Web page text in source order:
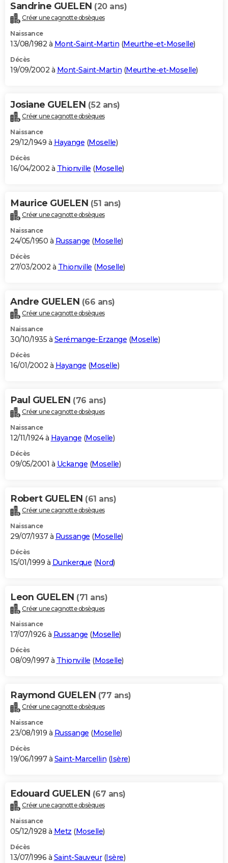
Sandrine GUELEN (20 ans)
Créer une cagnotte obsèques
Naissance
13/08/1982 à Mont-Saint-Martin (Meurthe-et-Moselle)
Décès
19/09/2002 à Mont-Saint-Martin (Meurthe-et-Moselle)
Josiane GUELEN (52 ans)
Créer une cagnotte obsèques
Naissance
29/12/1949 à Hayange (Moselle)
Décès
16/04/2002 à Thionville (Moselle)
Maurice GUELEN (51 ans)
Créer une cagnotte obsèques
Naissance
24/05/1950 à Russange (Moselle)
Décès
27/03/2002 à Thionville (Moselle)
Andre GUELEN (66 ans)
Créer une cagnotte obsèques
Naissance
30/10/1935 à Serémange-Erzange (Moselle)
Décès
16/01/2002 à Hayange (Moselle)
Paul GUELEN (76 ans)
Créer une cagnotte obsèques
Naissance
12/11/1924 à Hayange (Moselle)
Décès
09/05/2001 à Uckange (Moselle)
Robert GUELEN (61 ans)
Créer une cagnotte obsèques
Naissance
29/07/1937 à Russange (Moselle)
Décès
15/01/1999 à Dunkerque (Nord)
Leon GUELEN (71 ans)
Créer une cagnotte obsèques
Naissance
17/07/1926 à Russange (Moselle)
Décès
08/09/1997 à Thionville (Moselle)
Raymond GUELEN (77 ans)
Créer une cagnotte obsèques
Naissance
23/08/1919 à Russange (Moselle)
Décès
19/06/1997 à Saint-Marcellin (Isère)
Edouard GUELEN (67 ans)
Créer une cagnotte obsèques
Naissance
05/12/1928 à Metz (Moselle)
Décès
13/07/1996 à Saint-Sauveur(Isère)